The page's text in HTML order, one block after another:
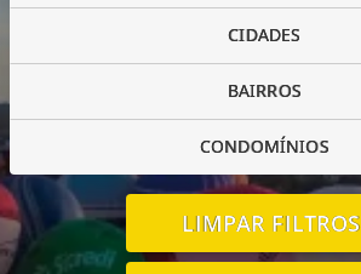
CIDADES
BAIRROS
CONDOMÍNIOS
LIMPAR FILTROS